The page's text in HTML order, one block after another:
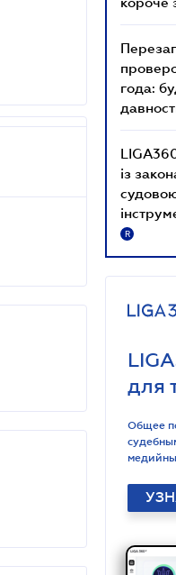
года:
із
R
для
Общее